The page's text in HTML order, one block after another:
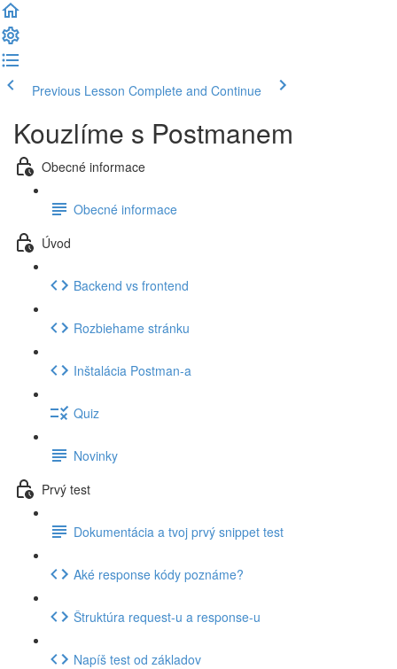
Previous Lesson Complete and Continue
Kouzlíme s Postmanem
Obecné informace
Obecné informace
Úvod
Backend vs frontend
Rozbiehame stránku
Inštalácia Postman-a
Quiz
Novinky
Prvý test
Dokumentácia a tvoj prvý snippet test
Aké response kódy poznáme?
Štruktúra request-u a response-u
Napíš test od základov